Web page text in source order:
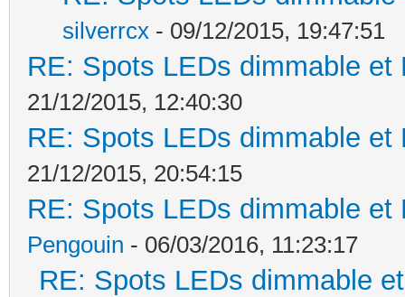
silverrcx - 09/12/2015, 19:47:51
RE: Spots LEDs dimmable
21/12/2015, 12:40:30
RE: Spots LEDs dimmable
21/12/2015, 20:54:15
RE: Spots LEDs dimmable
Pengouin - 06/03/2016, 11:23:17
RE: Spots LEDs dimmable